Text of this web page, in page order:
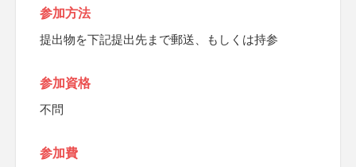
参加方法
提出物を下記提出先まで郵送、もしくは持参
参加資格
不問
参加費